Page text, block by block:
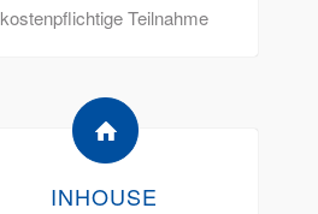
kostenpflichtige Teilnahme
INHOUSE